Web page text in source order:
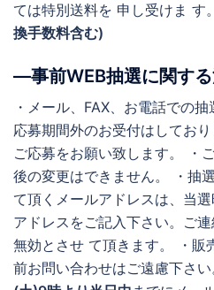
ては特別送料を 申し受けま す。
換手数料含む)
―事前WEB抽選に関す
・メール、FAX、お電話での
応募期間外のお受付はしてお
ご応募をお願い致します。 ・
後の変更はできません。 ・抽
て頂くメールアドレスは、当
アドレスをご記入下さい。ご
無効とさせ て頂きます。 ・販
前お問い合わせはご遠慮下さ